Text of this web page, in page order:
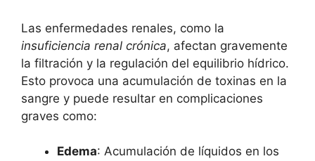
Las enfermedades renales, como la
insuficiencia renal crónica, afectan gravemente
la filtración y la regulación del equilibrio hídrico.
Esto provoca una acumulación de toxinas en la
sangre y puede resultar en complicaciones
graves como:
Edema: Acumulación de líquidos en los